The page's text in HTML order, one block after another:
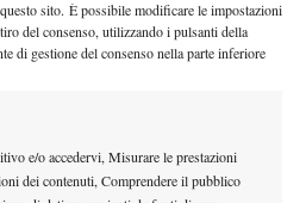
sito. È possibile modificare le impostazioni
del consenso, utilizzando i pulsanti della
di gestione del consenso nella parte inferiore
e/o accedervi, Misurare le prestazioni
dei contenuti, Comprendere il pubblico
ci avrebbe creduto nessuno, ma nei
e l’abitudine a giocare insieme
davvero felicissimi e guardiamo
del girone”. Lo giocheranno
al Ct Sinalunga, col sogno di
scudetto.